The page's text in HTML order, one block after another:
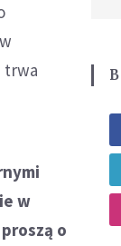
trwa
w
o